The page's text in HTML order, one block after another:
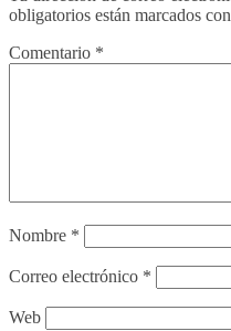
obligatorios están marcados con
Comentario *
Nombre *
Correo electrónico *
Web